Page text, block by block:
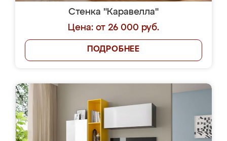
Стенка "Каравелла"
Цена: от 26 000 руб.
ПОДРОБНЕЕ